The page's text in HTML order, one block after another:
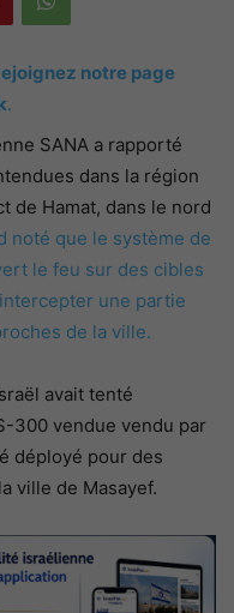
notre page
.
SANA a rapporté
dans la région
de Hamat, dans le nord
noté que le système de
le feu sur des cibles
une partie
de la ville.
avait tenté
300 vendue vendu par
déployé pour des
ville de Masayef.